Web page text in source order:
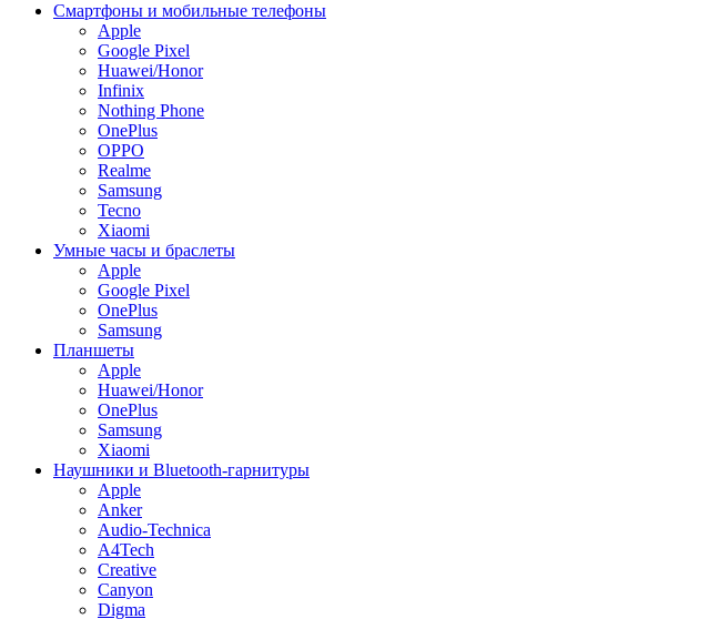
Смартфоны и мобильные телефоны
Apple
Google Pixel
Huawei/Honor
Infinix
Nothing Phone
OnePlus
OPPO
Realme
Samsung
Tecno
Xiaomi
Умные часы и браслеты
Apple
Google Pixel
OnePlus
Samsung
Планшеты
Apple
Huawei/Honor
OnePlus
Samsung
Xiaomi
Наушники и Bluetooth-гарнитуры
Apple
Anker
Audio-Technica
A4Tech
Creative
Canyon
Digma